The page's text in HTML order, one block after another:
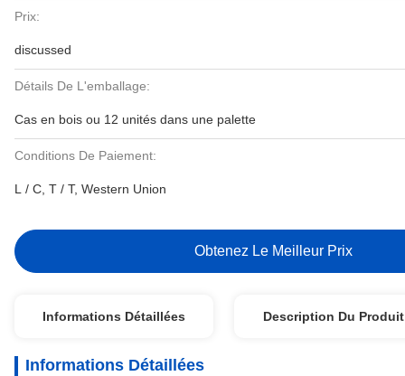
Prix:
discussed
Détails De L'emballage:
Cas en bois ou 12 unités dans une palette
Conditions De Paiement:
L / C, T / T, Western Union
Obtenez Le Meilleur Prix
Informations Détaillées Description Du Produit
Informations Détaillées